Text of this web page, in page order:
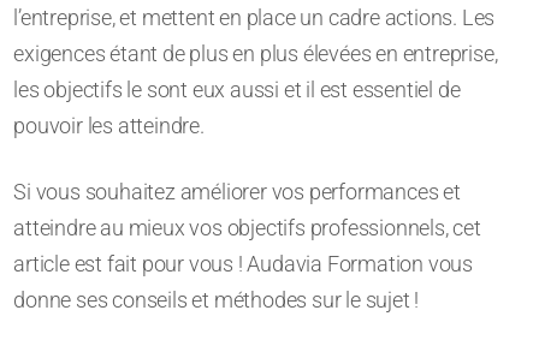
l’entreprise, et mettent en place un cadre actions. Les
exigences étant de plus en plus élevées en entreprise,
les objectifs le sont eux aussi et il est essentiel de
pouvoir les atteindre.
Si vous souhaitez améliorer vos performances et
atteindre au mieux vos objectifs professionnels, cet
article est fait pour vous ! Audavia Formation vous
donne ses conseils et méthodes sur le sujet !